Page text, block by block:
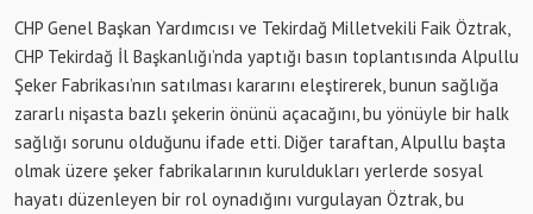
CHP Genel Başkan Yardımcısı ve Tekirdağ Milletvekili Faik Öztrak,
CHP Tekirdağ İl Başkanlığı’nda yaptığı basın toplantısında Alpullu
Şeker Fabrikası’nın satılması kararını eleştirerek, bunun sağlığa
zararlı nişasta bazlı şekerin önünü açacağını, bu yönüyle bir halk
sağlığı sorunu olduğunu ifade etti. Diğer taraftan, Alpullu başta
olmak üzere şeker fabrikalarının kuruldukları yerlerde sosyal
hayatı düzenleyen bir rol oynadığını vurgulayan Öztrak, bu